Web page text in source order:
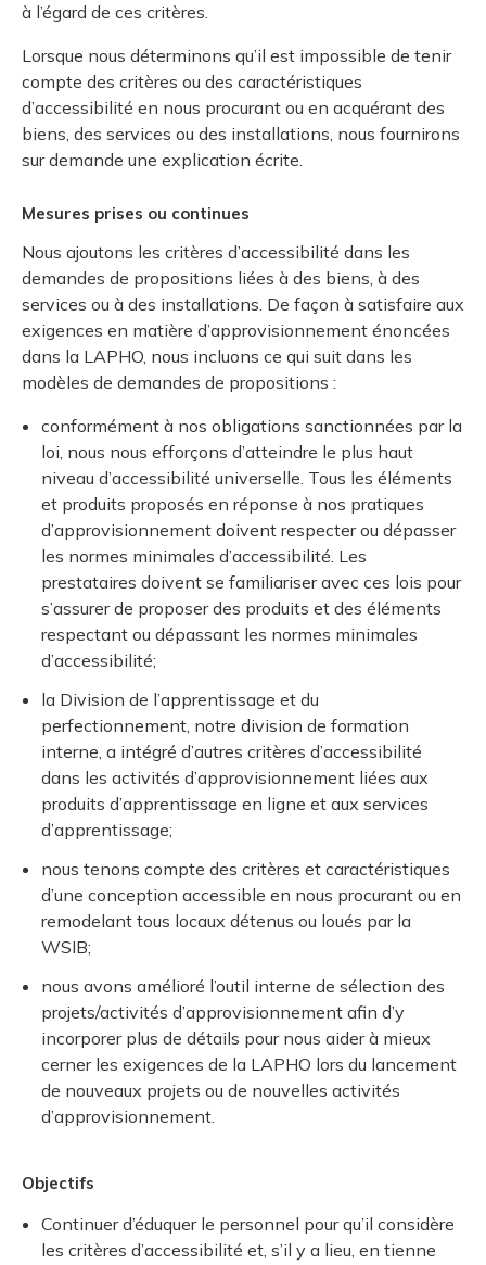
à l’égard de ces critères.
Lorsque nous déterminons qu’il est impossible de tenir
compte des critères ou des caractéristiques
d’accessibilité en nous procurant ou en acquérant des
biens, des services ou des installations, nous fournirons
sur demande une explication écrite.
Mesures prises ou continues
Nous ajoutons les critères d’accessibilité dans les
demandes de propositions liées à des biens, à des
services ou à des installations. De façon à satisfaire aux
exigences en matière d’approvisionnement énoncées
dans la LAPHO, nous incluons ce qui suit dans les
modèles de demandes de propositions :
conformément à nos obligations sanctionnées par la
loi, nous nous efforçons d’atteindre le plus haut
niveau d’accessibilité universelle. Tous les éléments
et produits proposés en réponse à nos pratiques
d’approvisionnement doivent respecter ou dépasser
les normes minimales d’accessibilité. Les
prestataires doivent se familiariser avec ces lois pour
s’assurer de proposer des produits et des éléments
respectant ou dépassant les normes minimales
d’accessibilité;
la Division de l’apprentissage et du
perfectionnement, notre division de formation
interne, a intégré d’autres critères d’accessibilité
dans les activités d’approvisionnement liées aux
produits d’apprentissage en ligne et aux services
d’apprentissage;
nous tenons compte des critères et caractéristiques
d’une conception accessible en nous procurant ou en
remodelant tous locaux détenus ou loués par la
WSIB;
nous avons amélioré l’outil interne de sélection des
projets/activités d’approvisionnement afin d’y
incorporer plus de détails pour nous aider à mieux
cerner les exigences de la LAPHO lors du lancement
de nouveaux projets ou de nouvelles activités
d’approvisionnement.
Objectifs
Continuer d’éduquer le personnel pour qu’il considère
les critères d’accessibilité et, s’il y a lieu, en tienne